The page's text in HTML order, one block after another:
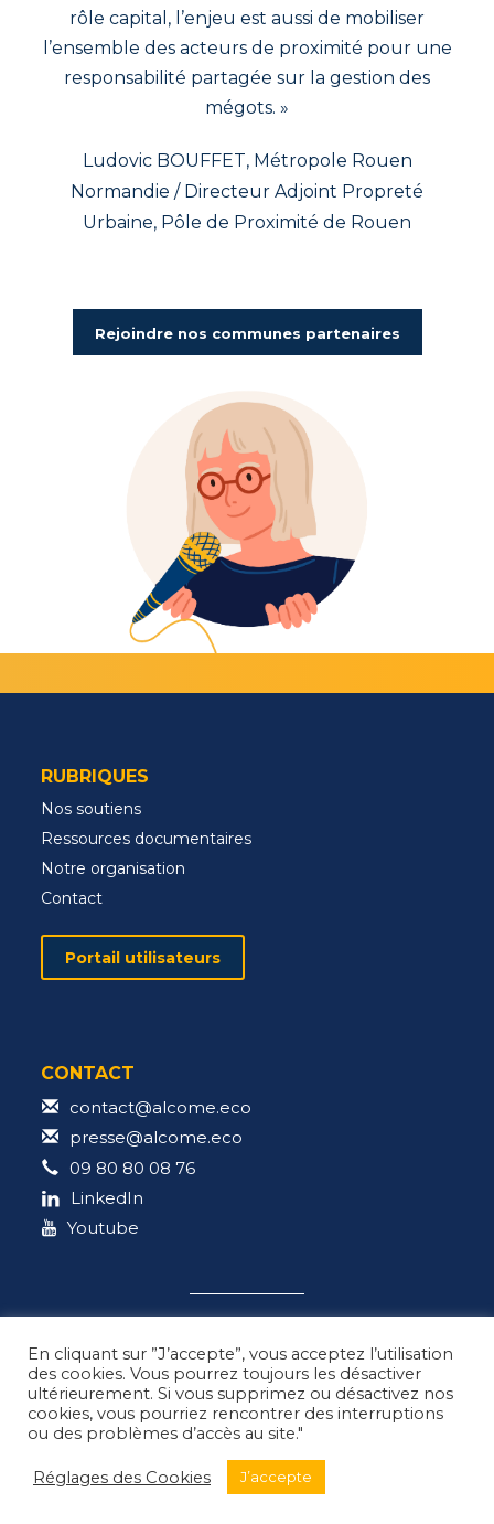
rôle capital, l’enjeu est aussi de mobiliser
l’ensemble des acteurs de proximité pour une
responsabilité partagée sur la gestion des
mégots. »
Ludovic BOUFFET, Métropole Rouen
Normandie / Directeur Adjoint Propreté
Urbaine, Pôle de Proximité de Rouen
Rejoindre nos communes partenaires
RUBRIQUES
Nos soutiens
Ressources documentaires
Notre organisation
Contact
Portail utilisateurs
CONTACT
contact@alcome.eco
presse@alcome.eco
09 80 80 08 76
LinkedIn
Youtube
Pour arrêter de fumer, Tabac info service :
l’appli, le site, le 3989*
*Tabac info service est un service de Santé publique France et Ministère de
la Santé de la Prévention et de l’Assurance Maladie.
En cliquant sur ”J’accepte”, vous acceptez l’utilisation
des cookies. Vous pourrez toujours les désactiver
ultérieurement. Si vous supprimez ou désactivez nos
cookies, vous pourriez rencontrer des interruptions
ou des problèmes d’accès au site."
Réglages des Cookies J’accepte